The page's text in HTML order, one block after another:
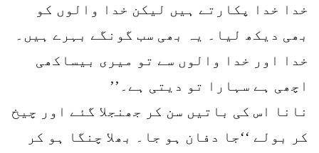
خدا خدا پکارتے ہیں لیکن خدا والوں کو
بھی دیکھ لیا۔ یہ بھی سب گونگے بہرے ہیں۔
خدا اور خدا والوں سے تو میری بیساکھی
اچھی ہے سہارا تو دیتی ہے۔’’
نانا اس کی باتیں سن کر جھنجلا گئے اور چیخ
کر بولے ‘‘جا دفان ہو جا۔ بھلا چنگا ہو کر